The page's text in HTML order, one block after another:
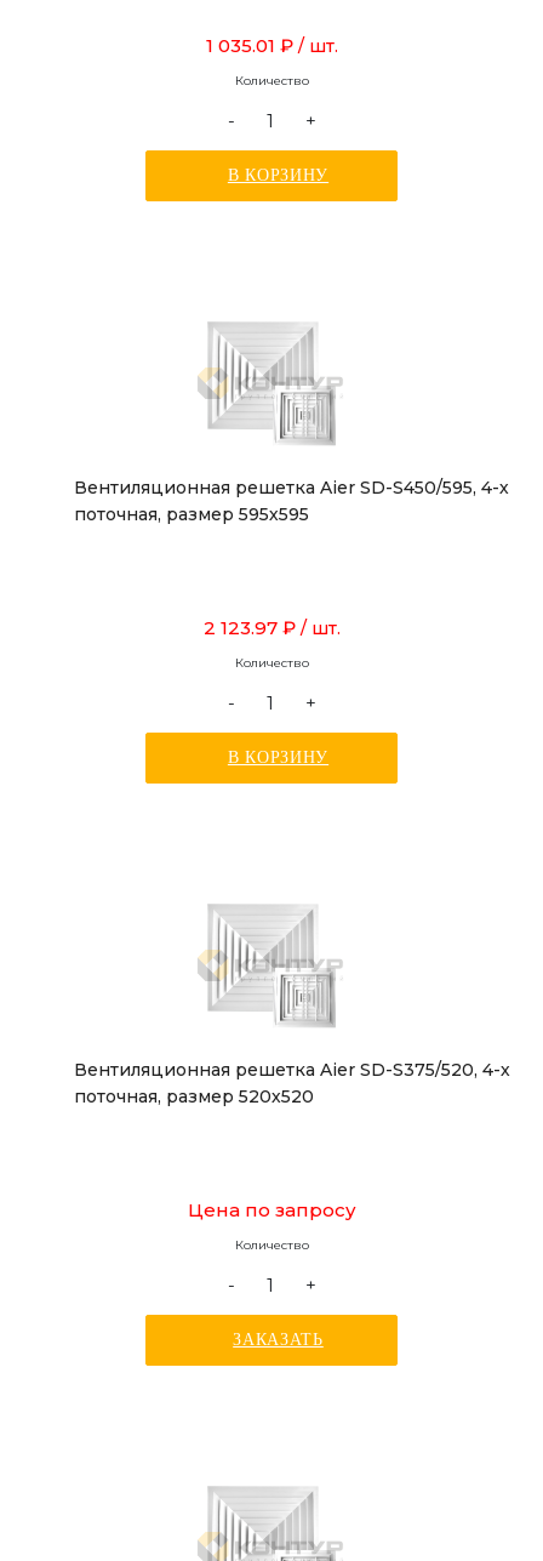
1 035.01 ₽ / шт.
Количество
- +
В КОРЗИНУ
Вентиляционная решетка Aier SD-S450/595, 4-х
поточная, размер 595х595
2 123.97 ₽ / шт.
Количество
- +
В КОРЗИНУ
Вентиляционная решетка Aier SD-S375/520, 4-х
поточная, размер 520х520
Цена по запросу
Количество
- +
ЗАКАЗАТЬ